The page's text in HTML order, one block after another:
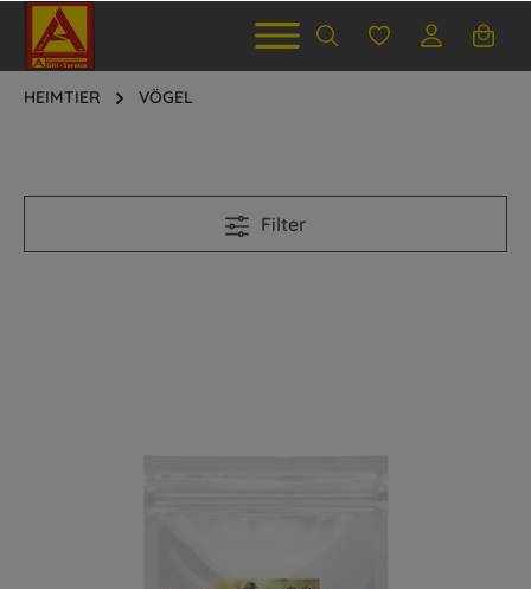
HEIMTIER VÖGEL
Filter